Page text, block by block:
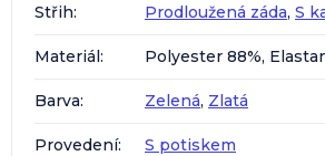
Střih: Prodloužená záda, S
Materiál: Polyester 88%,
Barva: Zelená, Zlatá
Provedení: S potiskem